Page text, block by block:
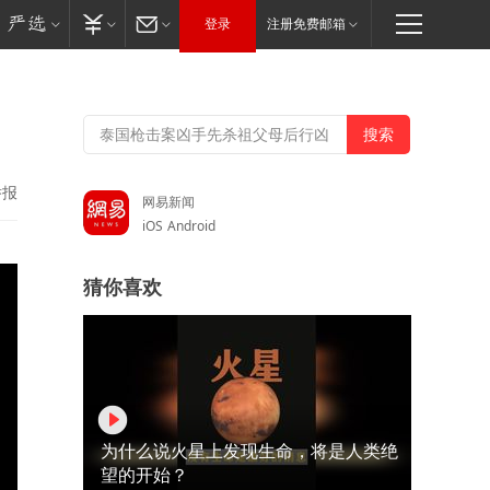
登录 注册免费邮箱
网易新闻
iOS Android
猜你喜欢
为什么说火星上发现生命，将是人类绝
望的开始？